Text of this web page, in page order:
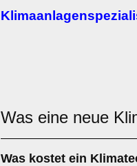
Was eine neue
Was kostet ein